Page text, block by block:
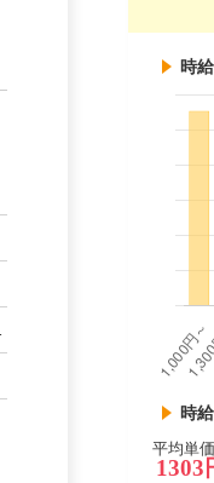
時
時
平均単価
1303